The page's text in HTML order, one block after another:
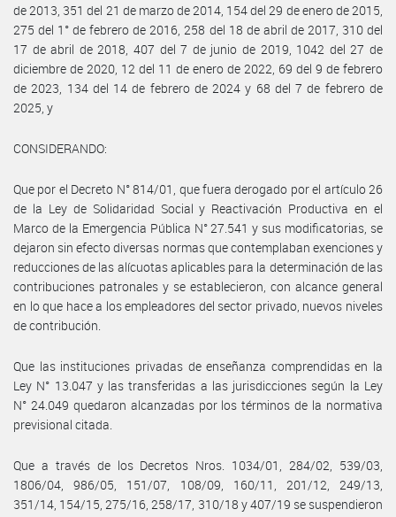
de 2013, 351 del 21 de marzo de 2014, 154 del 29 de enero de 2015,
275 del 1° de febrero de 2016, 258 del 18 de abril de 2017, 310 del
17 de abril de 2018, 407 del 7 de junio de 2019, 1042 del 27 de
diciembre de 2020, 12 del 11 de enero de 2022, 69 del 9 de febrero
de 2023, 134 del 14 de febrero de 2024 y 68 del 7 de febrero de
2025, y
CONSIDERANDO:
Que por el Decreto N° 814/01, que fuera derogado por el artículo 26
de la Ley de Solidaridad Social y Reactivación Productiva en el
Marco de la Emergencia Pública N° 27.541 y sus modificatorias, se
dejaron sin efecto diversas normas que contemplaban exenciones y
reducciones de las alícuotas aplicables para la determinación de las
contribuciones patronales y se establecieron, con alcance general
en lo que hace a los empleadores del sector privado, nuevos niveles
de contribución.
Que las instituciones privadas de enseñanza comprendidas en la
Ley N° 13.047 y las transferidas a las jurisdicciones según la Ley
N° 24.049 quedaron alcanzadas por los términos de la normativa
previsional citada.
Que a través de los Decretos Nros. 1034/01, 284/02, 539/03,
1806/04, 986/05, 151/07, 108/09, 160/11, 201/12, 249/13,
351/14, 154/15, 275/16, 258/17, 310/18 y 407/19 se suspendieron